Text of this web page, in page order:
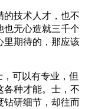
的技术人才，也不
也无心造就三千个
里期待的，那应该
可以有专业，但
各种才能。士，不
钻研细节，却往而